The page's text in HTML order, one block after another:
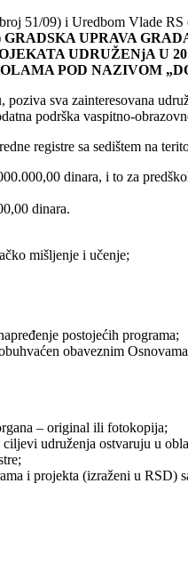
51/09) i Uredbom Vlade
GRADSKA UPRAVA
UDRUŽENjA U
POD NAZIVOM
sva zainteresovana
podrška vaspitno-
registre sa sedištem na
dinara, i to za
dinara.
mišljenje i učenje;
postojećih programa;
obaveznim
– original ili fotokopija;
udruženja ostvaruju u
i projekta (izraženi u RSD)